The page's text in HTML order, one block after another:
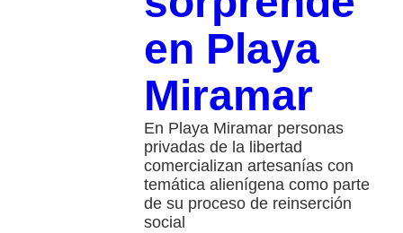
en Playa
Miramar
En Playa Miramar personas
privadas de la libertad
comercializan artesanías con
temática alienígena como parte
de su proceso de reinserción
social